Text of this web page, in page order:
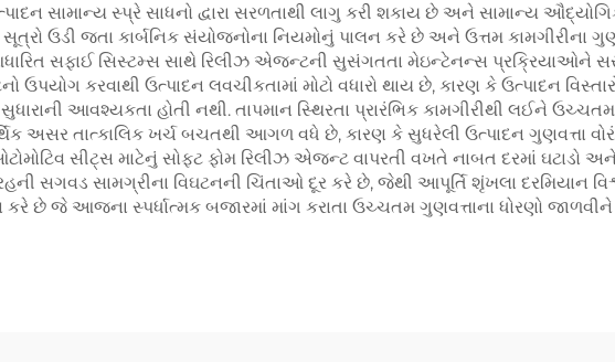
સામાન્ય સ્પ્રે સાધનો દ્વારા સરળતાથી લાગુ કરી શકાય છે અને સામાન્ય
ઉડી જતા કાર્બનિક સંયોજનોના નિયમોનું પાલન કરે છે અને ઉત્તમ કામગીરીના
સફાઈ સિસ્ટમ્સ સાથે રિલીઝ એજન્ટની સુસંગતતા મેઇન્ટેનન્સ પ્રક્રિયાઓને
કરવાથી ઉત્પાદન લવચીકતામાં મોટો વધારો થાય છે, કારણ કે ઉત્પાદન
આવશ્યકતા હોતી નથી. તાપમાન સ્થિરતા પ્રારંભિક કામગીરીથી લઈને ઉચ્ચતમ
અસર તાત્કાલિક ખર્ચ બચતથી આગળ વધે છે, કારણ કે સુધરેલી ઉત્પાદન ગુણવત્તા
સીટ્સ માટેનું સોફ્ટ ફોમ રિલીઝ એજન્ટ વાપરતી વખતે નાબત દરમાં ઘટાડો
સગવડ સામગ્રીના વિઘટનની ચિંતાઓ દૂર કરે છે, જેથી આપૂર્તિ શૃંખલા દરમિયાન
છે જે આજના સ્પર્ધાત્મક બજારમાં માંગ કરાતા ઉચ્ચતમ ગુણવત્તાના ધોરણો